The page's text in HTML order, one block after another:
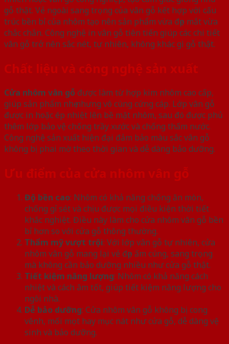
gỗ thật. Vẻ ngoài sang trọng của vân gỗ kết hợp với cấu
trúc bền bỉ của nhôm tạo nên sản phẩm vừa đẹp mắt vừa
chắc chắn. Công nghệ in vân gỗ tiên tiến giúp các chi tiết
vân gỗ trở nên sắc nét, tự nhiên, không khác gì gỗ thật.
Chất liệu và công nghệ sản xuất
Cửa nhôm vân gỗ được làm từ hợp kim nhôm cao cấp,
giúp sản phẩm nhẹ nhưng vô cùng cứng cáp. Lớp vân gỗ
được in hoặc ép nhiệt lên bề mặt nhôm, sau đó được phủ
thêm lớp bảo vệ chống trầy xước và chống thấm nước.
Công nghệ sản xuất hiện đại đảm bảo màu sắc vân gỗ
không bị phai mờ theo thời gian và dễ dàng bảo dưỡng.
Ưu điểm của cửa nhôm vân gỗ
Độ bền cao: Nhôm có khả năng chống ăn mòn,
chống gỉ sét và chịu được mọi điều kiện thời tiết
khắc nghiệt. Điều này làm cho cửa nhôm vân gỗ bền
bỉ hơn so với cửa gỗ thông thường.
Thẩm mỹ vượt trội: Với lớp vân gỗ tự nhiên, cửa
nhôm vân gỗ mang lại vẻ đẹp ấm cúng, sang trọng
mà không cần bảo dưỡng nhiều như cửa gỗ thật.
Tiết kiệm năng lượng: Nhôm có khả năng cách
nhiệt và cách âm tốt, giúp tiết kiệm năng lượng cho
ngôi nhà.
Dễ bảo dưỡng: Cửa nhôm vân gỗ không bị cong
vênh, mối mọt hay mục nát như cửa gỗ, dễ dàng vệ
sinh và bảo dưỡng.